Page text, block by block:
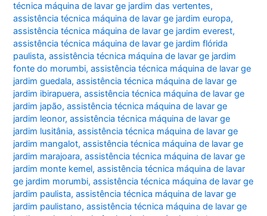
técnica máquina de lavar ge jardim das vertentes,
assistência técnica máquina de lavar ge jardim europa,
assistência técnica máquina de lavar ge jardim everest,
assistência técnica máquina de lavar ge jardim flórida
paulista,assistência técnica máquina de lavar ge jardim
fonte do morumbi,assistência técnica máquina de lavar ge
jardim guedala,assistência técnica máquina de lavar ge
jardim ibirapuera,assistência técnica máquina de lavar ge
jardim japão,assistência técnica máquina de lavar ge
jardim leonor,assistência técnica máquina de lavar ge
jardim lusitânia,assistência técnica máquina de lavar ge
jardim mangalot,assistência técnica máquina de lavar ge
jardim marajoara,assistência técnica máquina de lavar ge
jardim monte kemel,assistência técnica máquina de lavar
ge jardim morumbi,assistência técnica máquina de lavar ge
jardim paulista,assistência técnica máquina de lavar ge
jardim paulistano,assistência técnica máquina de lavar ge